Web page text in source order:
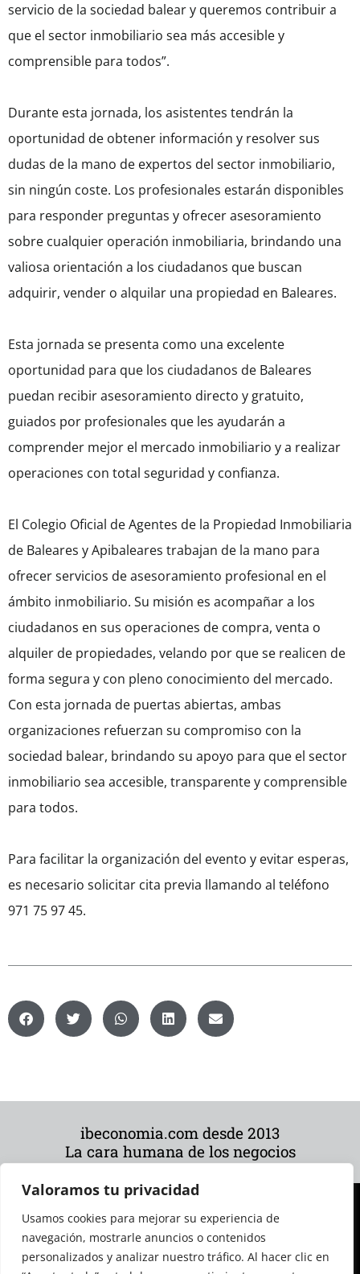
Valoramos tu privacidad
Usamos cookies para mejorar su experiencia de
navegación, mostrarle anuncios o contenidos
personalizados y analizar nuestro tráfico. Al hacer clic en
servicio de la sociedad balear y queremos contribuir a
que el sector inmobiliario sea más accesible y
comprensible para todos”.
Durante esta jornada, los asistentes tendrán la
oportunidad de obtener información y resolver sus
dudas de la mano de expertos del sector inmobiliario,
sin ningún coste. Los profesionales estarán disponibles
para responder preguntas y ofrecer asesoramiento
sobre cualquier operación inmobiliaria, brindando una
valiosa orientación a los ciudadanos que buscan
adquirir, vender o alquilar una propiedad en Baleares.
Esta jornada se presenta como una excelente
oportunidad para que los ciudadanos de Baleares
puedan recibir asesoramiento directo y gratuito,
guiados por profesionales que les ayudarán a
comprender mejor el mercado inmobiliario y a realizar
operaciones con total seguridad y confianza.
El Colegio Oficial de Agentes de la Propiedad Inmobiliaria
de Baleares y Apibaleares trabajan de la mano para
ofrecer servicios de asesoramiento profesional en el
ámbito inmobiliario. Su misión es acompañar a los
ciudadanos en sus operaciones de compra, venta o
alquiler de propiedades, velando por que se realicen de
forma segura y con pleno conocimiento del mercado.
Con esta jornada de puertas abiertas, ambas
organizaciones refuerzan su compromiso con la
sociedad balear, brindando su apoyo para que el sector
inmobiliario sea accesible, transparente y comprensible
para todos.
Para facilitar la organización del evento y evitar esperas,
es necesario solicitar cita previa llamando al teléfono
971 75 97 45.
ibeconomia.com desde 2013
La cara humana de los negocios